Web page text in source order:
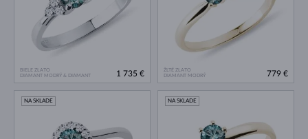
BIELE ZLATO
DIAMANT MODRÝ & DIAMANT
1 735 €
ŽLTÉ ZLATO
DIAMANT MODRÝ
779 €
NA SKLADE NA SKLADE